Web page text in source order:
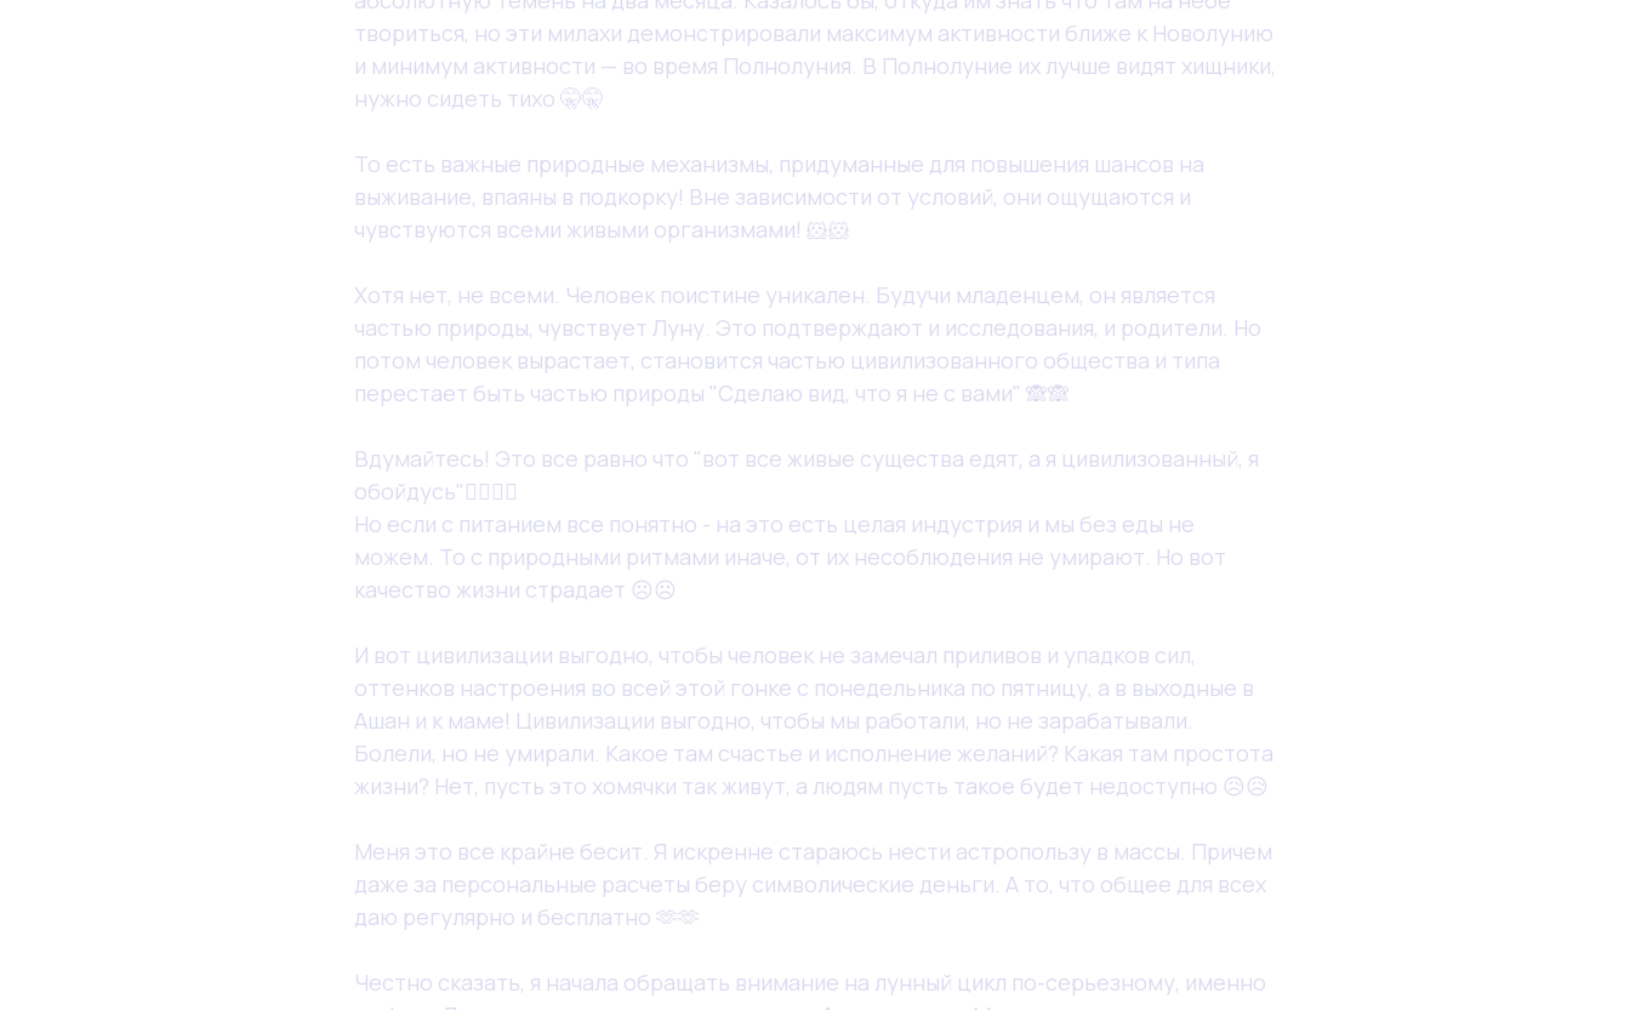
твориться, но эти милахи демонстрировали максимум активности ближе к Новолунию
и минимум активности — во время Полнолуния. В Полнолуние их лучше видят хищники,
нужно сидеть тихо 🤫🤫
То есть важные природные механизмы, придуманные для повышения шансов на
выживание, впаяны в подкорку! Вне зависимости от условий, они ощущаются и
чувствуются всеми живыми организмами! 🐹🐹
Хотя нет, не всеми. Человек поистине уникален. Будучи младенцем, он является
частью природы, чувствует Луну. Это подтверждают и исследования, и родители. Но
потом человек вырастает, становится частью цивилизованного общества и типа
перестает быть частью природы "Сделаю вид, что я не с вами" 🙈🙈
Вдумайтесь! Это все равно что "вот все живые существа едят, а я цивилизованный, я
обойдусь"🤦‍♀️🤷‍♀️
Но если с питанием все понятно - на это есть целая индустрия и мы без еды не
можем. То с природными ритмами иначе, от их несоблюдения не умирают. Но вот
качество жизни страдает ☹️☹️
И вот цивилизации выгодно, чтобы человек не замечал приливов и упадков сил,
оттенков настроения во всей этой гонке с понедельника по пятницу, а в выходные в
Ашан и к маме! Цивилизации выгодно, чтобы мы работали, но не зарабатывали.
Болели, но не умирали. Какое там счастье и исполнение желаний? Какая там простота
жизни? Нет, пусть это хомячки так живут, а людям пусть такое будет недоступно 😥😥
Меня это все крайне бесит. Я искренне стараюсь нести астропользу в массы. Причем
даже за персональные расчеты беру символические деньги. А то, что общее для всех
даю регулярно и бесплатно 🫶🫶
Честно сказать, я начала обращать внимание на лунный цикл по-серьезному, именно